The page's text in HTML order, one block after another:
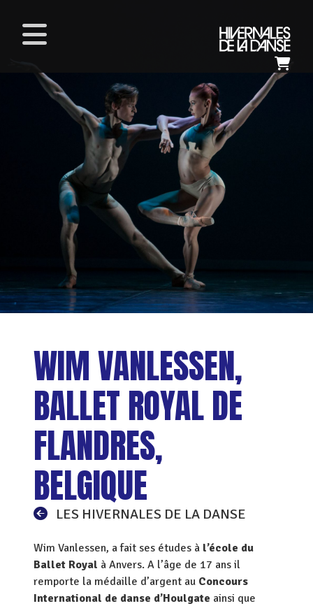
WIM VANLESSEN,
BALLET ROYAL DE
FLANDRES,
BELGIQUE
LES HIVERNALES DE LA DANSE
Wim Vanlessen, a fait ses études à l’école du
Ballet Royal à Anvers. A l’âge de 17 ans il
remporte la médaille d’argent au Concours
International de danse d’Houlgate ainsi que